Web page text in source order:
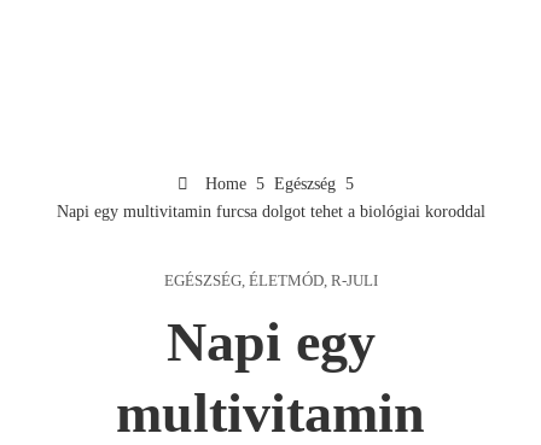
Home
Egészség
Napi egy multivitamin furcsa dolgot tehet a biológiai koroddal
EGÉSZSÉG, ÉLETMÓD, R-JULI
Napi egy
multivitamin